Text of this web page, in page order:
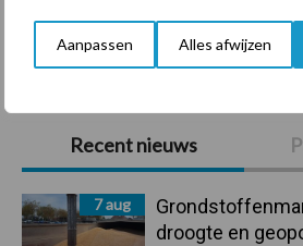
Aanpassen Alles afwijzen
Primaire
Sidebar
Recent nieuws
7 aug
droogte en
Toon meer